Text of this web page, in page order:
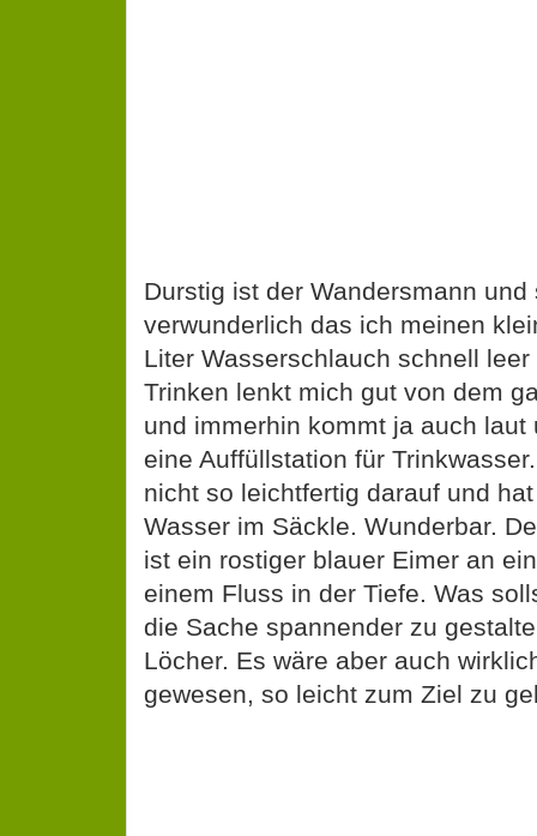
Durstig ist der Wandersmann
verwunderlich das ich meinen
Liter Wasserschlauch schnell
Trinken lenkt mich gut von dem
und immerhin kommt ja auch laut
eine Auffüllstation für
nicht so leichtfertig darauf und
Wasser im Säckle. Wunderbar.
ist ein rostiger blauer Eimer an
einem Fluss in der Tiefe. Was
die Sache spannender zu
Löcher. Es wäre aber auch
gewesen, so leicht zum Ziel zu